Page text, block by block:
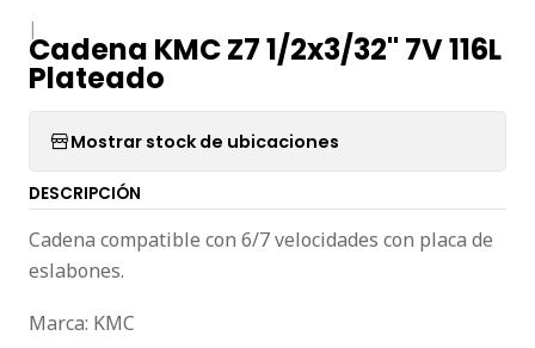
|
Cadena KMC Z7 1/2x3/32" 7V 116L
Plateado
Mostrar stock de ubicaciones
DESCRIPCIÓN
Cadena compatible con 6/7 velocidades con placa de
eslabones.
Marca: KMC